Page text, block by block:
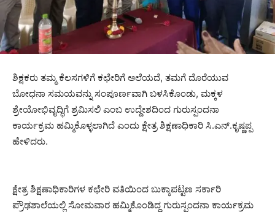
ಶಿಕ್ಷಕರು ತಮ್ಮ ಕೆಲಸಗಳಿಗೆ ಕಛೇರಿಗೆ ಅಲೆಯದೆ, ತಮಗೆ ದೊರೆಯುವ
ಬೋಧನಾ ಸಮಯವನ್ನು ಸಂಪೂರ್ಣವಾಗಿ ಬಳಸಿಕೊಂಡು, ಮಕ್ಕಳ
ಶ್ರೇಯೋಭಿವೃದ್ಧಿಗೆ ಶ್ರಮಿಸಲಿ ಎಂಬ ಉದ್ದೇಶದಿಂದ ಗುರುಸ್ಪಂದನಾ
ಕಾರ್ಯಕ್ರಮ ಹಮ್ಮಿಕೊಳ್ಳಲಾಗಿದೆ ಎಂದು ಕ್ಷೇತ್ರ ಶಿಕ್ಷಣಾಧಿಕಾರಿ ಸಿ.ಎನ್.ಕೃಷ್ಣಪ್ಪ
ಹೇಳಿದರು.
ಕ್ಷೇತ್ರ ಶಿಕ್ಷಣಾಧಿಕಾರಿಗಳ ಕಛೇರಿ ವತಿಯಿಂದ ಬುಕ್ಕಾಪಟ್ಟಣ ಸರ್ಕಾರಿ
ಪ್ರೌಢಶಾಲೆಯಲ್ಲಿ ಸೋಮವಾರ ಹಮ್ಮಿಕೊಂಡಿದ್ದ ಗುರುಸ್ಪಂದನಾ ಕಾರ್ಯಕ್ರಮ